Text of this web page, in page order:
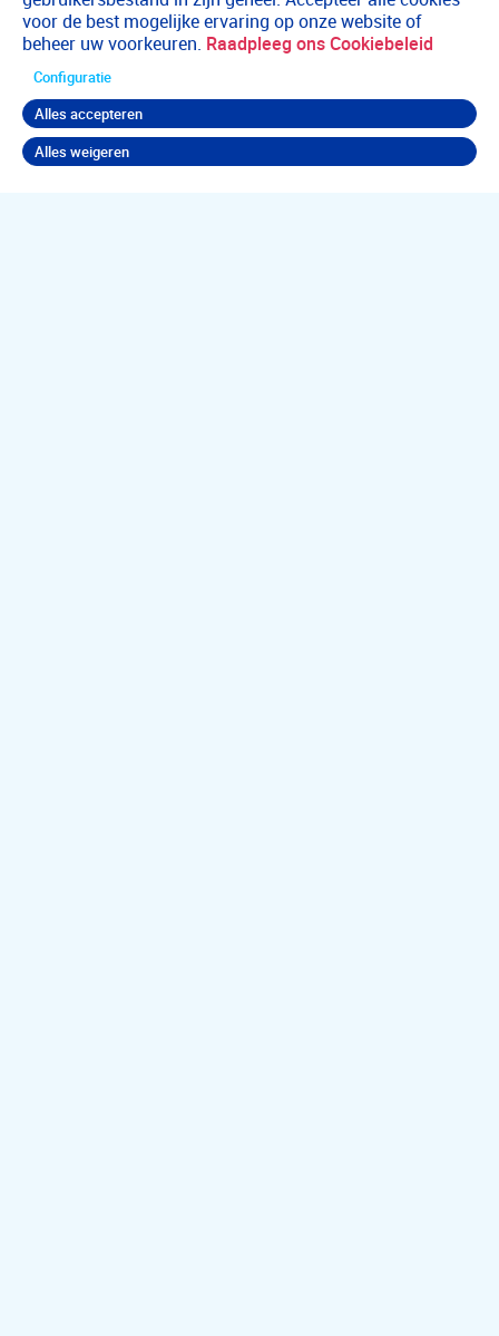
voor de best mogelijke ervaring op onze website of
beheer uw voorkeuren. Raadpleeg ons Cookiebeleid
Configuratie
Alles accepteren
Alles weigeren